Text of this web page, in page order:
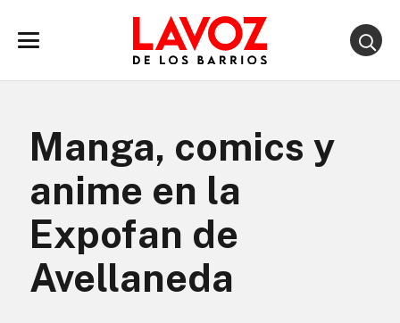
Manga, comics y
anime en la
Expofan de
Avellaneda